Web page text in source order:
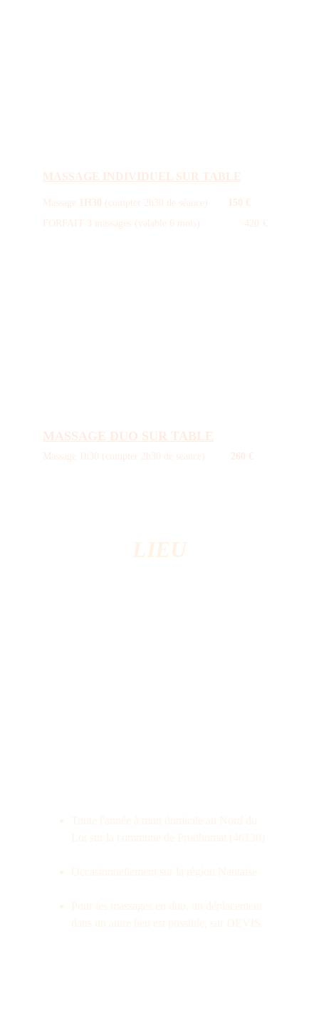
MASSAGE INDIVIDUEL SUR TABLE
Massage 1H30 (compter 2h30 de séance)
150 €
FORFAIT 3 massages (valable 6 mois) 420 €
MASSAGE DUO SUR TABLE
Massage 1h30 (compter 2h30 de séance) 260 €
Toute l'année à mon domicile au Nord du
Lot sur la commune de Prudhomat (46130)
Occasionnellement sur la région Nantaise
Pour les massages en duo, un déplacement
dans un autre lieu est possible, sur DEVIS.
LIEU